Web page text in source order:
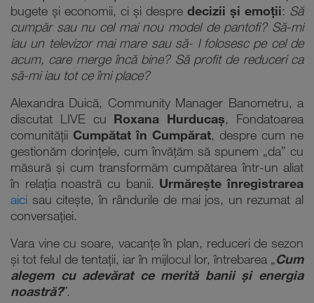
bugete și economii, ci și despre decizii și emoții: Să
cumpăr sau nu cel mai nou model de pantofi? Să-mi
iau un televizor mai mare sau să- l folosesc pe cel de
acum, care merge încă bine? Să profit de reduceri ca
să-mi iau tot ce îmi place?
Alexandra Duică, Community Manager Banometru, a
discutat LIVE cu Roxana Hurducaș, Fondatoarea
comunității Cumpătat în Cumpărat, despre cum ne
gestionăm dorințele, cum învățăm să spunem „da” cu
măsură și cum transformăm cumpătarea într-un aliat
în relația noastră cu banii. Urmărește înregistrarea
aici sau citește, în rândurile de mai jos, un rezumat al
conversației.
Vara vine cu soare, vacanțe în plan, reduceri de sezon
și tot felul de tentații, iar în mijlocul lor, întrebarea „Cum
alegem cu adevărat ce merită banii și energia
noastră?”.